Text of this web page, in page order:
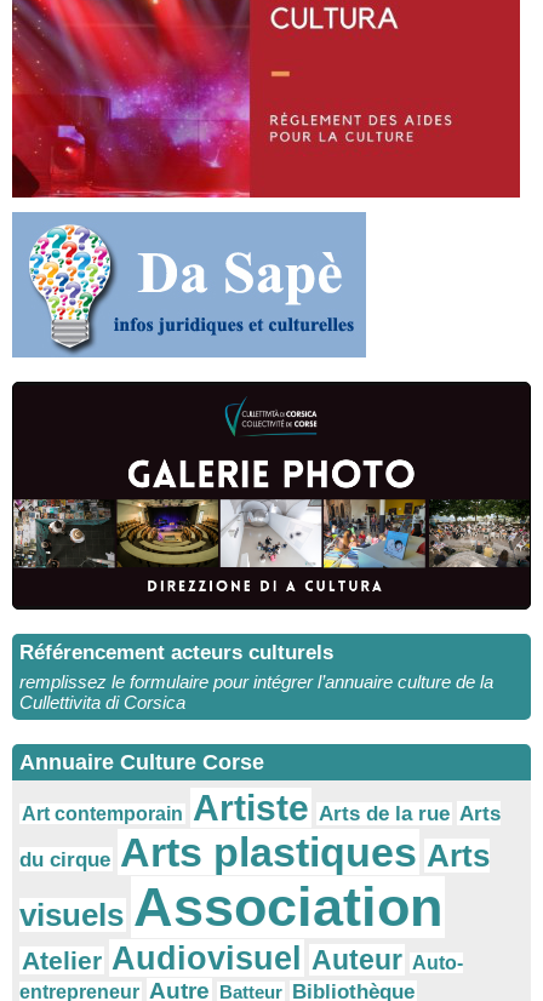
Référencement acteurs culturels
remplissez le formulaire pour intégrer l’annuaire culture de la
Cullettivita di Corsica
Annuaire Culture Corse
Art contemporain Artiste Arts de la rue Arts
du cirque Arts plastiques Arts
visuels Association
Atelier Audiovisuel Auteur Auto-
entrepreneur Autre Batteur Bibliothèque